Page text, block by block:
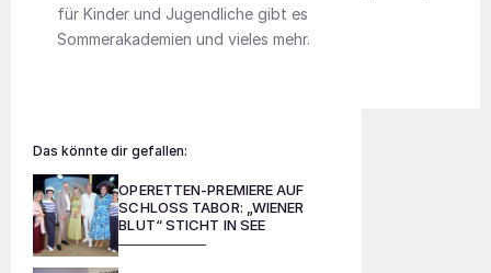
für Kinder und Jugendliche gibt es
Sommerakademien und vieles mehr.
Das könnte dir gefallen:
OPERETTEN-PREMIERE AUF
SCHLOSS TABOR: „WIENER
BLUT“ STICHT IN SEE